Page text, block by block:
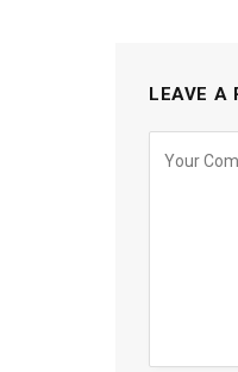
LEAVE A